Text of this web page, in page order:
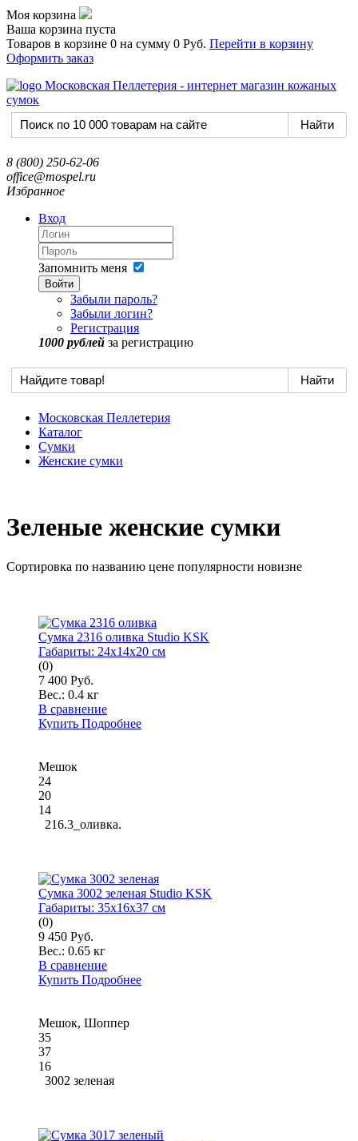
Моя корзина
Ваша корзина пуста
Товаров в корзине 0 на сумму 0 Руб. Перейти в корзину
Оформить заказ
8 (800) 250-62-06
office@mospel.ru
Избранное
Вход
Запомнить меня
Войти
Забыли пароль?
Забыли логин?
Регистрация
1000 рублей за регистрацию
Московская Пеллетерия
Каталог
Сумки
Женские сумки
Зеленые женские сумки
Сортировка по названию цене популярности новизне
Сумка 2316 оливка Studio KSK
Габариты: 24x14x20 см
(0)
7 400 Руб.
Вес.: 0.4 кг
В сравнение
Купить Подробнее
Мешок
24
20
14
216.3_оливка.
Сумка 3002 зеленая Studio KSK
Габариты: 35x16x37 см
(0)
9 450 Руб.
Вес.: 0.65 кг
В сравнение
Купить Подробнее
Мешок, Шоппер
35
37
16
3002 зеленая